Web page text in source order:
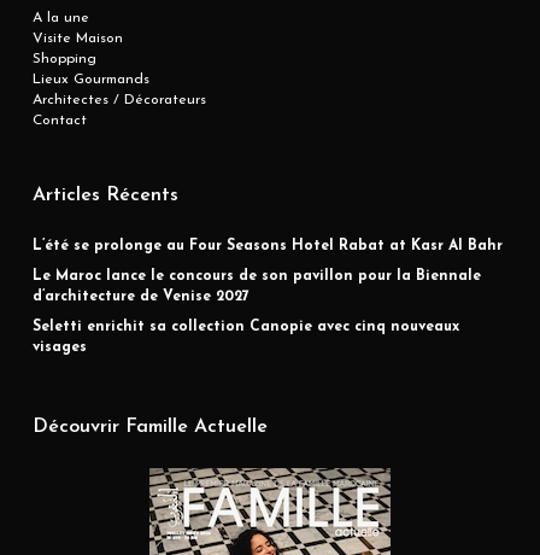
A la une
Visite Maison
Shopping
Lieux Gourmands
Architectes / Décorateurs
Contact
Articles Récents
L’été se prolonge au Four Seasons Hotel Rabat at Kasr Al Bahr
Le Maroc lance le concours de son pavillon pour la Biennale
d’architecture de Venise 2027
Seletti enrichit sa collection Canopie avec cinq nouveaux
visages
Découvrir Famille Actuelle